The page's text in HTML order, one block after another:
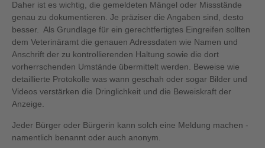
Daher ist es wichtig, die gemeldeten Mängel oder Missstände
genau zu dokumentieren. Je präziser die Angaben sind, desto
besser. Als Grundlage für ein gerechtfertigtes Eingreifen sollten
dem Veterinäramt die genauen Adressdaten wie Namen und
Anschrift der zu kontrollierenden Haltung sowie die dort
vorherrschenden Umstände übermittelt werden. Beweise wie
detaillierte Protokolle was wann geschah oder sogar Bilder und
Videos verstärken die Dringlichkeit und die Beweiskraft der
Anzeige.
Jeder Bürger oder Bürgerin kann solch eine Meldung machen -
namentlich benannt oder auch anonym.